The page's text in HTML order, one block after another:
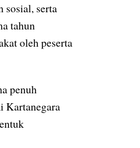
sosial, serta
tahun
oleh peserta
penuh
Kartanegara